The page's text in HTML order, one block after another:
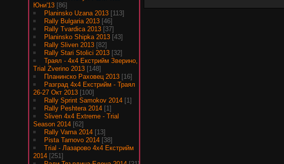
Юни'13 [86]
Planinsko Uzana 2013 [113]
Rally Bulgaria 2013 [46]
Rally Tvardica 2013 [37]
Planinsko Shipka 2013 [43]
Rally Sliven 2013 [82]
Rally Stari Stolici 2013 [32]
Траял - 4х4 Екстрийм Зверино,
Trial Zverino 2013 [148]
Планинско Раховец 2013 [16]
Разград 4х4 Екстрийм - Траял
26-27 Окт 2013 [100]
Rally Sprint Samokov 2014 [1]
Rally Peshtera 2014 [1]
Sliven 4x4 Extreme - Trial
Season 2014 [62]
Rally Varna 2014 [13]
Pista Tarnovo 2014 [38]
Trial - Лазарово 4х4 Екстрийм
2014 [251]